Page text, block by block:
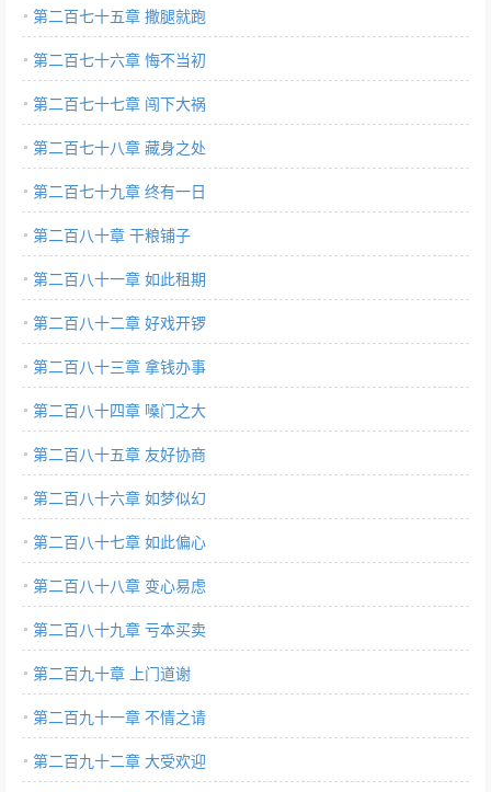
第二百七十五章 撒腿就跑
第二百七十六章 悔不当初
第二百七十七章 闯下大祸
第二百七十八章 藏身之处
第二百七十九章 终有一日
第二百八十章 干粮铺子
第二百八十一章 如此租期
第二百八十二章 好戏开锣
第二百八十三章 拿钱办事
第二百八十四章 嗓门之大
第二百八十五章 友好协商
第二百八十六章 如梦似幻
第二百八十七章 如此偏心
第二百八十八章 变心易虑
第二百八十九章 亏本买卖
第二百九十章 上门道谢
第二百九十一章 不情之请
第二百九十二章 大受欢迎